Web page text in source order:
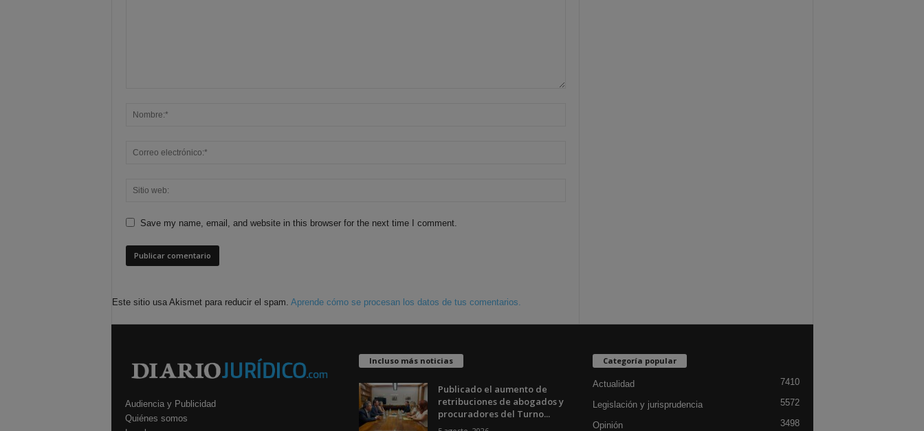
Save my name, email, and website in this browser for the next time I comment.
Este sitio usa Akismet para reducir el spam. Aprende cómo se procesan los datos de tus comentarios.
Audiencia y Publicidad
Quiénes somos
Incluso más noticias
Publicado el aumento de
retribuciones de abogados y
procuradores del Turno...
Categoría popular
Actualidad 7410
Legislación y jurisprudencia 5572
Opinión 3498